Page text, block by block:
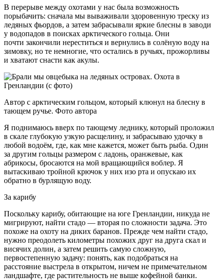
В перерыве между охотами у нас была возможность
порыбачить: сначала мы вываживали здоровенную треску из
ледяных фьордов, а затем забрасывали яркие блесны в заводи
у водопадов в поисках арктического гольца. Они
почти закончили нереститься и вернулись в солёную воду на
зимовку, но те немногие, что остались в ручьях, прожорливы
и хватают снасти как акулы.
Автор с арктическим гольцом, который клюнул на блесну в
тающем ручье. Фото автора
Я поднимаюсь вверх по тающему леднику, который проложил
в скале глубокую узкую расщелину, и забрасываю удочку в
любой водоём, где, как мне кажется, может быть рыба. Один
за другим гольцы размером с ладонь, оранжевые, как
абрикосы, бросаются на мой вращающийся воблер. Я
вытаскиваю тройной крючок у них изо рта и опускаю их
обратно в бурлящую воду.
За карибу
Поскольку карибу, обитающие на юге Гренландии, никуда не
мигрируют, найти стадо — вторая по сложности задача. Это
похоже на охоту на диких баранов. Прежде чем найти стадо,
нужно преодолеть километры похожих друг на друга скал и
висячих долин, а затем решить самую сложную,
первостепенную задачу: понять, как подобраться на
расстояние выстрела в открытом, ничем не примечательном
ландшафте, где растительность не выше кофейной банки.